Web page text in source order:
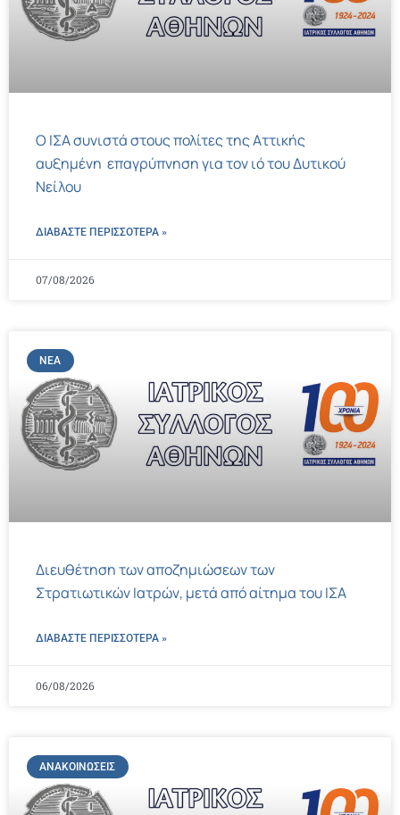
Ο ΙΣΑ συνιστά στους πολίτες της Αττικής
αυξημένη επαγρύπνηση για τον ιό του Δυτικού
Νείλου
ΔΙΑΒΑΣΤΕ ΠΕΡΙΣΣΌΤΕΡΑ »
07/08/2026
ΝΈΑ
Διευθέτηση των αποζημιώσεων των
Στρατιωτικών Ιατρών, μετά από αίτημα του ΙΣΑ
ΔΙΑΒΑΣΤΕ ΠΕΡΙΣΣΌΤΕΡΑ »
06/08/2026
ΑΝΑΚΟΙΝΏΣΕΙΣ